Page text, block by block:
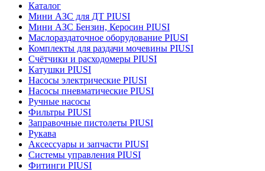
Каталог
Мини АЗС для ДТ PIUSI
Мини АЗС Бензин, Керосин PIUSI
Маслораздаточное оборудование PIUSI
Комплекты для раздачи мочевины PIUSI
Счётчики и расходомеры PIUSI
Катушки PIUSI
Насосы электрические PIUSI
Насосы пневматические PIUSI
Ручные насосы
Фильтры PIUSI
Заправочные пистолеты PIUSI
Рукава
Аксессуары и запчасти PIUSI
Системы управления PIUSI
Фитинги PIUSI